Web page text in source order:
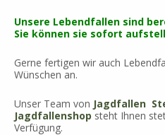
Unsere Lebendfallen sind
Sie können sie sofort
Gerne fertigen wir auch
Wünschen an.
Unser Team von Jagdfallen
Jagdfallenshop steht Ihnen
Verfügung.